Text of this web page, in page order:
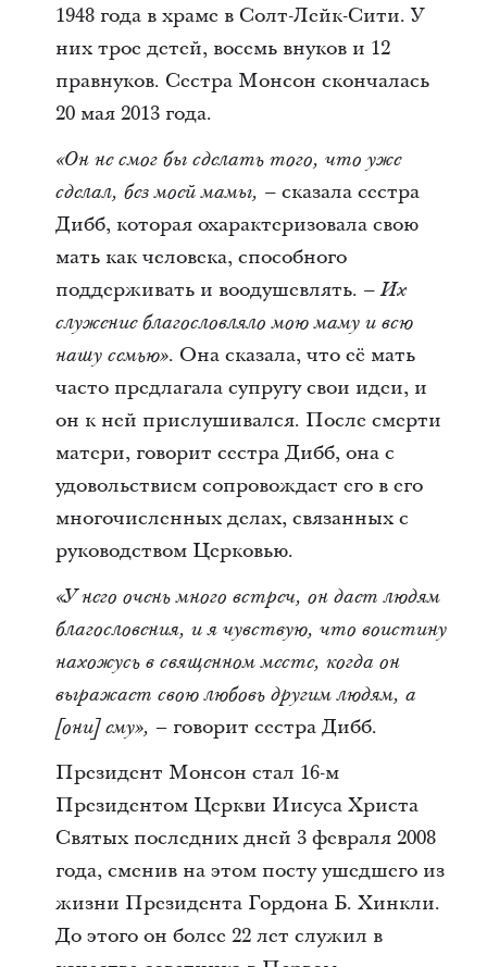
1948 года в храме в Солт-Лейк-Сити. У
них трое детей, восемь внуков и 12
правнуков. Сестра Монсон скончалась
20 мая 2013 года.
«Он не смог бы сделать того, что уже
сделал, без моей мамы, – сказала сестра
Дибб, которая охарактеризовала свою
мать как человека, способного
поддерживать и воодушевлять. – Их
служение благословляло мою маму и всю
нашу семью». Она сказала, что её мать
часто предлагала супругу свои идеи, и
он к ней прислушивался. После смерти
матери, говорит сестра Дибб, она с
удовольствием сопровождает его в его
многочисленных делах, связанных с
руководством Церковью.
«У него очень много встреч, он дает людям
благословения, и я чувствую, что воистину
нахожусь в священном месте, когда он
выражает свою любовь другим людям, а
[они] ему», – говорит сестра Дибб.
Президент Монсон стал 16-м
Президентом Церкви Иисуса Христа
Святых последних дней 3 февраля 2008
года, сменив на этом посту ушедшего из
жизни Президента Гордона Б. Хинкли.
До этого он более 22 лет служил в